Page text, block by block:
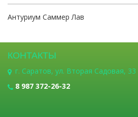
Антуриум Саммер Лав
КОНТАКТЫ
г. Саратов, ул. Вторая Садовая, 33
8 987 372-26-32